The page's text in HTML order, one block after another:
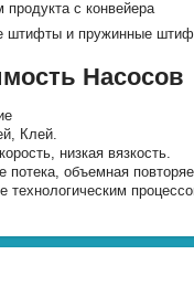
штифты и пружинные
Насосов
Клей.
низкая вязкость.
потека, объемная
технологическим